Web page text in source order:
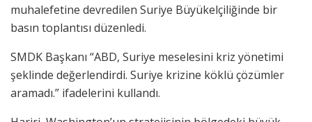
muhalefetine devredilen Suriye Büyükelçiliğinde bir
basın toplantısı düzenledi.
SMDK Başkanı “ABD, Suriye meselesini kriz yönetimi
şeklinde değerlendirdi. Suriye krizine köklü çözümler
aramadı.” ifadelerini kullandı.